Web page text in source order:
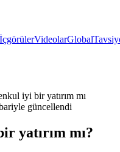
İçgörülerVideolarGlobal
iyi bir yatırım mı
güncellendi
yatırım mı?